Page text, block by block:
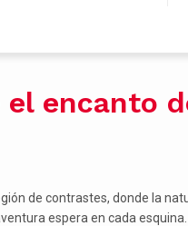
el encanto
de contrastes, donde la
espera en cada